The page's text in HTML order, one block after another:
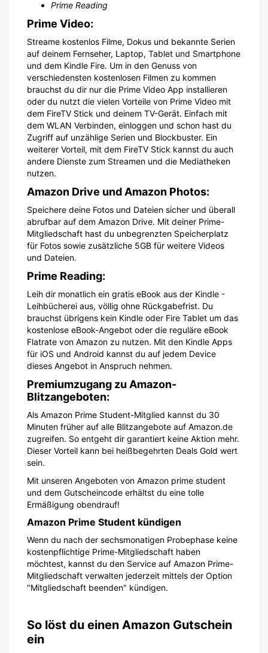
Prime Reading
Prime Video:
Streame kostenlos Filme, Dokus und bekannte Serien
auf deinem Fernseher, Laptop, Tablet und Smartphone
und dem Kindle Fire. Um in den Genuss von
verschiedensten kostenlosen Filmen zu kommen
brauchst du dir nur die Prime Video App installieren
oder du nutzt die vielen Vorteile von Prime Video mit
dem FireTV Stick und deinem TV-Gerät. Einfach mit
dem WLAN Verbinden, einloggen und schon hast du
Zugriff auf unzählige Serien und Blockbuster. Ein
weiterer Vorteil, mit dem FireTV Stick kannst du auch
andere Dienste zum Streamen und die Mediatheken
nutzen.
Amazon Drive und Amazon Photos:
Speichere deine Fotos und Dateien sicher und überall
abrufbar auf dem Amazon Drive. Mit deiner Prime-
Mitgliedschaft hast du unbegrenzten Speicherplatz
für Fotos sowie zusätzliche 5GB für weitere Videos
und Dateien.
Prime Reading:
Leih dir monatlich ein gratis eBook aus der Kindle -
Leihbücherei aus, völlig ohne Rückgabefrist. Du
brauchst übrigens kein Kindle oder Fire Tablet um das
kostenlose eBook-Angebot oder die reguläre eBook
Flatrate von Amazon zu nutzen. Mit den Kindle Apps
für iOS und Android kannst du auf jedem Device
dieses Angebot in Anspruch nehmen.
Premiumzugang zu Amazon-
Blitzangeboten:
Als Amazon Prime Student-Mitglied kannst du 30
Minuten früher auf alle Blitzangebote auf Amazon.de
zugreifen. So entgeht dir garantiert keine Aktion mehr.
Dieser Vorteil kann bei heißbegehrten Deals Gold wert
sein.
Mit unseren Angeboten von Amazon prime student
und dem Gutscheincode erhältst du eine tolle
Ermäßigung obendrauf!
Amazon Prime Student kündigen
Wenn du nach der sechsmonatigen Probephase keine
kostenpflichtige Prime-Mitgliedschaft haben
möchtest, kannst du den Service auf Amazon Prime-
Mitgliedschaft verwalten jederzeit mittels der Option
"Mitgliedschaft beenden" kündigen.
So löst du einen Amazon Gutschein
ein